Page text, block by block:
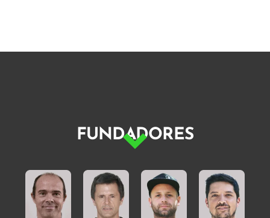
FUNDADORES